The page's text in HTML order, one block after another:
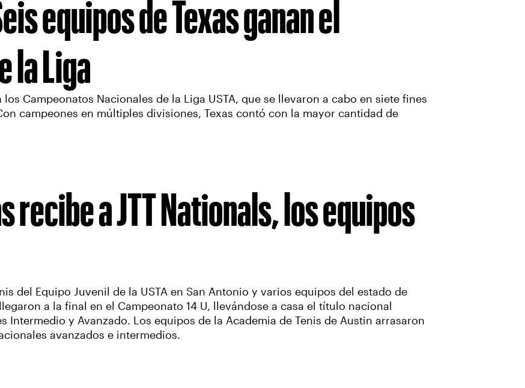
equipos de Texas ganan el
la Liga
Campeonatos Nacionales de la Liga USTA, que se llevaron a cabo en siete fines
campeones en múltiples divisiones, Texas contó con la mayor cantidad de
recibe a JTT Nationals, los equipos
del Equipo Juvenil de la USTA en San Antonio y varios equipos del estado de
a la final en el Campeonato 14 U, llevándose a casa el título nacional
Intermedio y Avanzado. Los equipos de la Academia de Tenis de Austin arrasaron
avanzados e intermedios.